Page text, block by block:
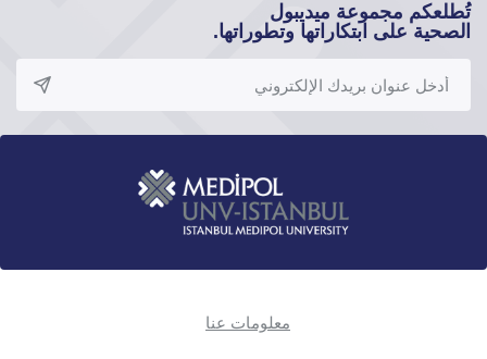
تُطلعكم مجموعة ميديبول
الصحية على ابتكاراتها وتطوراتها.
معلومات عنا